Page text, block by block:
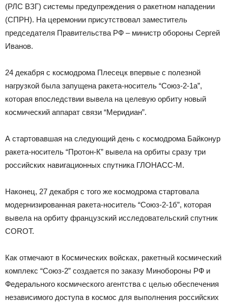
(РЛС ВЗГ) системы предупреждения о ракетном нападении
(СПРН). На церемонии присутствовал заместитель
председателя Правительства РФ – министр обороны Сергей
Иванов.
24 декабря с космодрома Плесецк впервые с полезной
нагрузкой была запущена ракета-носитель “Союз-2-1а”,
которая впоследствии вывела на целевую орбиту новый
космический аппарат связи “Меридиан”.
А стартовавшая на следующий день с космодрома Байконур
ракета-носитель “Протон-К” вывела на орбиты сразу три
российских навигационных спутника ГЛОНАСС-М.
Наконец, 27 декабря с того же космодрома стартовала
модернизированная ракета-носитель “Союз-2-1б”, которая
вывела на орбиту французский исследовательский спутник
COROT.
Как отмечают в Космических войсках, ракетный космический
комплекс “Союз-2” создается по заказу Минобороны РФ и
Федерального космического агентства с целью обеспечения
независимого доступа в космос для выполнения российских